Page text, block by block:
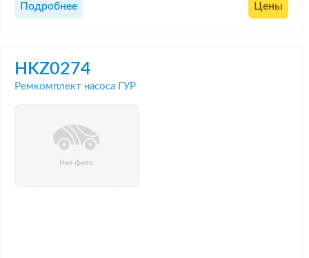
Подробнее Цены
HKZ0274
Ремкомплект насоса ГУР